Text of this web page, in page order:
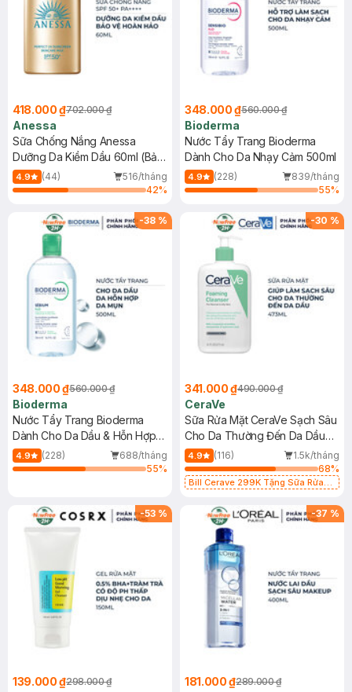
418.000 ₫702.000 ₫
Anessa
Sữa Chống Nắng Anessa
Dưỡng Da Kiềm Dầu 60ml (Bản
Mới)
4.9 (44)
516/tháng
42%
348.000 ₫560.000 ₫
Bioderma
Nước Tẩy Trang Bioderma
Dành Cho Da Nhạy Cảm 500ml
4.9 (228)
839/tháng
55%
-38 %
348.000 ₫560.000 ₫
Bioderma
Nước Tẩy Trang Bioderma
Dành Cho Da Dầu & Hỗn Hợp
500ml
4.9 (228)
688/tháng
55%
-30 %
341.000 ₫490.000 ₫
CeraVe
Sữa Rửa Mặt CeraVe Sạch Sâu
Cho Da Thường Đến Da Dầu
473ml
4.9 (116)
1.5k/tháng
68%
Bill Cerave 299K Tặng Sữa Rửa
-53 %
139.000 ₫298.000 ₫
-37 %
181.000 ₫289.000 ₫